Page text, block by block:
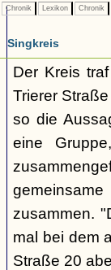
Chronik Lexikon Chronik
Singkreis
Der Kreis
Trierer
so die
eine
zusammen.
mal bei dem
Straße 20